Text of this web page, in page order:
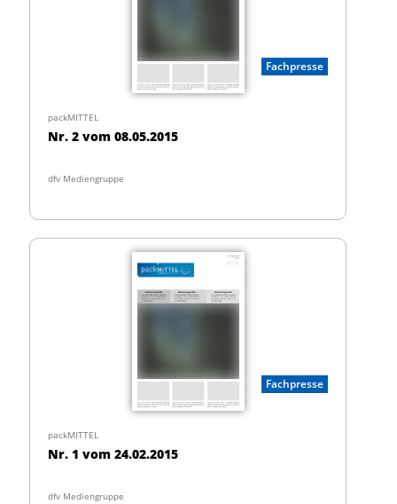
Fachpresse
packMITTEL
Nr. 2 vom 08.05.2015
dfv Mediengruppe
Fachpresse
packMITTEL
Nr. 1 vom 24.02.2015
dfv Mediengruppe